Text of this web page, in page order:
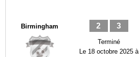
Birmingham 2 3
Terminé
Le 18 octobre 2025 à